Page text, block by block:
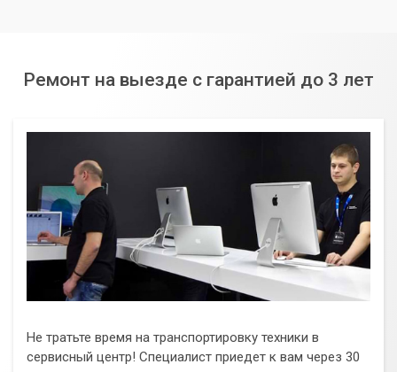
Ремонт на выезде с гарантией до 3 лет
Не тратьте время на транспортировку техники в
сервисный центр! Специалист приедет к вам через 30